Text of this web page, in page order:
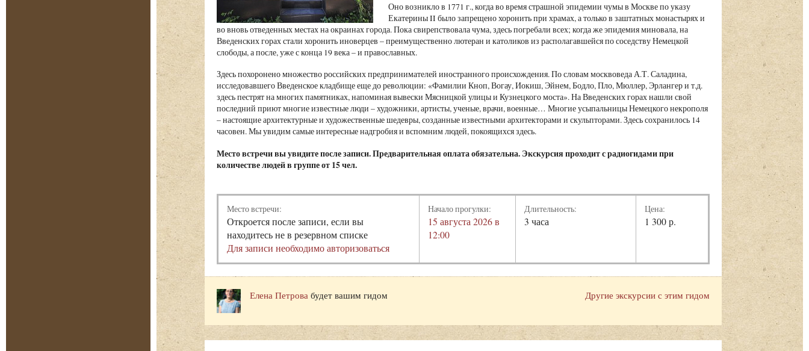
Оно возникло в 1771 г., когда во время страшной эпидемии чумы в Москве по указу
Екатерины II было запрещено хоронить при храмах, а только в заштатных монастырях и
во вновь отведенных местах на окраинах города. Пока свирепствовала чума, здесь погребали всех; когда же эпидемия миновала, на
Введенских горах стали хоронить иноверцев – преимущественно лютеран и католиков из располагавшейся по соседству Немецкой
слободы, а после, уже с конца 19 века – и православных.
Здесь похоронено множество российских предпринимателей иностранного происхождения. По словам москвоведа А.Т. Саладина,
исследовавшего Введенское кладбище еще до революции: «Фамилии Кноп, Вогау, Иокиш, Эйнем, Бодло, Пло, Мюллер, Эрлангер и т.д.
здесь пестрят на многих памятниках, напоминая вывески Мясницкой улицы и Кузнецкого моста». На Введенских горах нашли свой
последний приют многие известные люди – художники, артисты, ученые, врачи, военные… Многие усыпальницы Немецкого некрополя
– настоящие архитектурные и художественные шедевры, созданные известными архитекторами и скульпторами. Здесь сохранилось 14
часовен. Мы увидим самые интересные надгробия и вспомним людей, покоящихся здесь.
Место встречи вы увидите после записи. Предварительная оплата обязательна. Экскурсия проходит с радиогидами при
количестве людей в группе от 15 чел.
Место встречи:
Откроется после записи, если вы
находитесь не в резервном списке
Для записи необходимо авторизоваться
Начало прогулки:
15 августа 2026 в
12:00
Длительность:
3 часа
Цена:
1 300 р.
Другие экскурсии с этим гидом
Елена Петрова будет вашим гидом